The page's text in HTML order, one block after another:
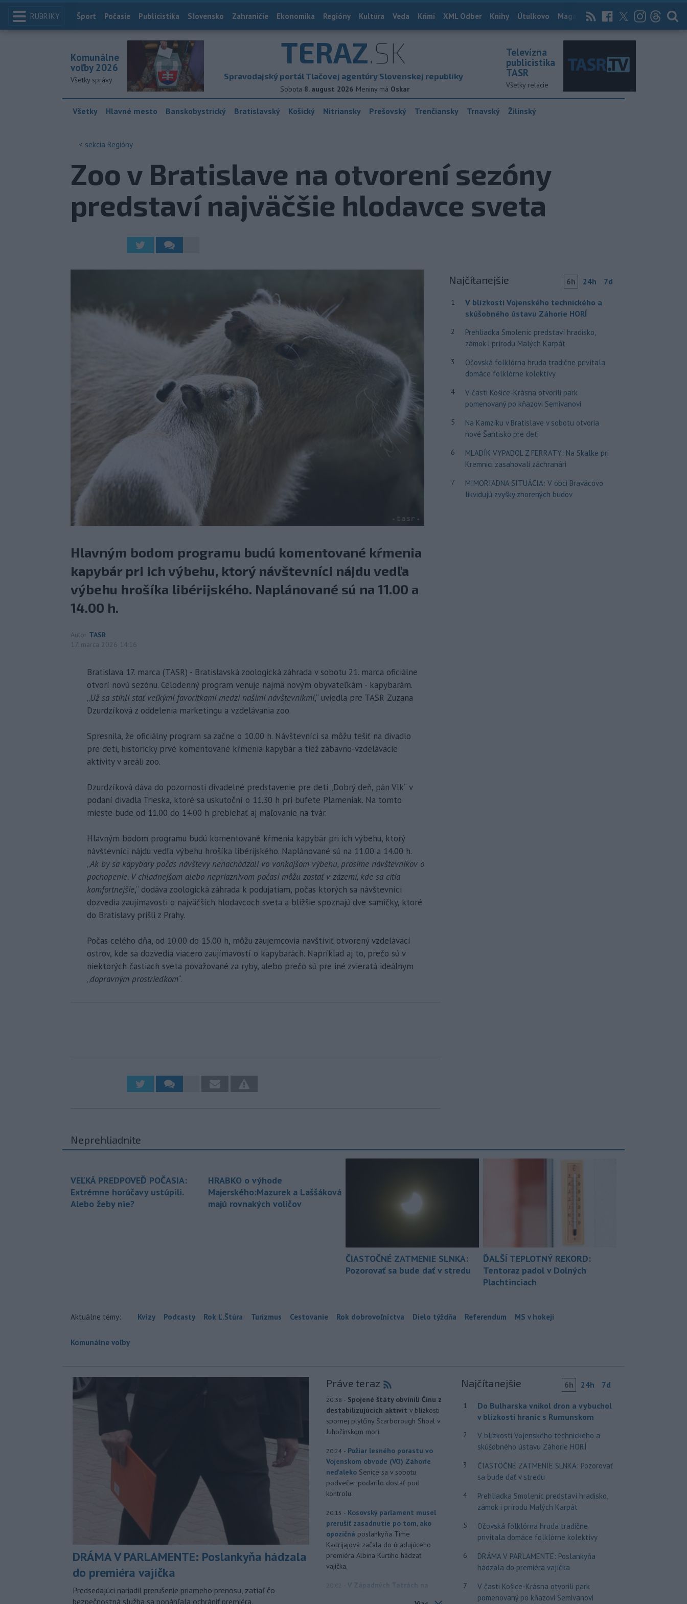
RUBRIKY Index
Šport Počasie Publicistika Slovensko Zahraničie Ekonomika Regióny Kultúra Veda Krimi XML Odber Knihy Útulkovo Magazín News Now Archív
TERAZ.SK
Spravodajský portál Tlačovej agentúry Slovenskej republiky
Sobota 8. august 2026 Meniny má Oskar
Komunálne
voľby 2026
Všetky správy
Televízna
publicistika
TASR
Všetky relácie
Všetky Hlavné mesto Banskobystrický Bratislavský Košický Nitriansky Prešovský Trenčiansky Trnavský Žilinský
< sekcia Regióny
Zoo v Bratislave na otvorení sezóny
predstaví najväčšie hlodavce sveta
Hlavným bodom programu budú komentované kŕmenia
kapybár pri ich výbehu, ktorý návštevníci nájdu vedľa
výbehu hrošíka libérijského. Naplánované sú na 11.00 a
14.00 h.
Autor TASR
17. marca 2026 14:16
Bratislava 17. marca (TASR) - Bratislavská zoologická záhrada v sobotu 21. marca oficiálne
otvorí novú sezónu. Celodenný program venuje najmä novým obyvateľkám - kapybarám.
„Už sa stihli stať veľkými favoritkami medzi našimi návštevníkmi,“ uviedla pre TASR Zuzana
Dzurdzíková z oddelenia marketingu a vzdelávania zoo.
Spresnila, že oficiálny program sa začne o 10.00 h. Návštevníci sa môžu tešiť na divadlo
pre deti, historicky prvé komentované kŕmenia kapybár a tiež zábavno-vzdelávacie
aktivity v areáli zoo.
Dzurdzíková dáva do pozornosti divadelné predstavenie pre deti „Dobrý deň, pán Vlk“ v
podaní divadla Trieska, ktoré sa uskutoční o 11.30 h pri bufete Plameniak. Na tomto
mieste bude od 11.00 do 14.00 h prebiehať aj maľovanie na tvár.
Hlavným bodom programu budú komentované kŕmenia kapybár pri ich výbehu, ktorý
návštevníci nájdu vedľa výbehu hrošíka libérijského. Naplánované sú na 11.00 a 14.00 h.
„Ak by sa kapybary počas návštevy nenachádzali vo vonkajšom výbehu, prosíme návštevníkov o
pochopenie. V chladnejšom alebo nepriaznivom počasí môžu zostať v zázemí, kde sa cítia
komfortnejšie,“ dodáva zoologická záhrada k podujatiam, počas ktorých sa návštevníci
dozvedia zaujímavosti o najväčších hlodavcoch sveta a bližšie spoznajú dve samičky, ktoré
do Bratislavy prišli z Prahy.
Počas celého dňa, od 10.00 do 15.00 h, môžu záujemcovia navštíviť otvorený vzdelávací
ostrov, kde sa dozvedia viacero zaujímavostí o kapybarách. Napríklad aj to, prečo sú v
niektorých častiach sveta považované za ryby, alebo prečo sú pre iné zvieratá ideálnym
„dopravným prostriedkom“.
Najčítanejšie 6h 24h 7d
1
V blízkosti Vojenského technického a
skúšobného ústavu Záhorie HORÍ
2
Prehliadka Smoleníc predstaví hradisko,
zámok i prírodu Malých Karpát
3
Očovská folklórna hruda tradične privítala
domáce folklórne kolektívy
4
V časti Košice-Krásna otvorili park
pomenovaný po kňazovi Semivanovi
5
Na Kamzíku v Bratislave v sobotu otvoria
nové Šantisko pre deti
6
MLADÍK VYPADOL Z FERRATY: Na Skalke pri
Kremnici zasahovali záchranári
7
MIMORIADNA SITUÁCIA: V obci Braväcovo
likvidujú zvyšky zhorených budov
Neprehliadnite
VEĽKÁ PREDPOVEĎ POČASIA:
Extrémne horúčavy ustúpili.
Alebo žeby nie?
HRABKO o výhode
Majerského:Mazurek a Laššáková
majú rovnakých voličov
ČIASTOČNÉ ZATMENIE SLNKA:
Pozorovať sa bude dať v stredu
ĎALŠÍ TEPLOTNÝ REKORD:
Tentoraz padol v Dolných
Plachtinciach
Aktuálne témy: Kvízy Podcasty Rok Ľ.Štúra Turizmus Cestovanie Rok dobrovoľníctva Dielo týždňa Referendum MS v hokeji
Komunálne voľby
DRÁMA V PARLAMENTE: Poslankyňa hádzala
do premiéra vajíčka
Predsedajúci nariadil prerušenie priameho prenosu, zatiaľ čo
bezpečnostná služba sa ponáhľala ochrániť premiéra.
Práve teraz
20:38 - Spojené štáty obvinili Čínu z
destabilizujúcich aktivít v blízkosti
spornej plytčiny Scarborough Shoal v
Juhočínskom mori.
20:24 - Požiar lesného porastu vo
Vojenskom obvode (VO) Záhorie
neďaleko Senice sa v sobotu
podvečer podarilo dostať pod
kontrolu.
20:15 - Kosovský parlament musel
prerušiť zasadnutie po tom, ako
opozičná poslankyňa Time
Kadrijajová začala do úradujúceho
premiéra Albina Kurtiho hádzať
vajíčka.
V Západných Tatrách na
Najčítanejšie 6h 24h 7d
1
Do Bulharska vnikol dron a vybuchol
v blízkosti hraníc s Rumunskom
2
V blízkosti Vojenského technického a
skúšobného ústavu Záhorie HORÍ
3
ČIASTOČNÉ ZATMENIE SLNKA: Pozorovať
sa bude dať v stredu
4
Prehliadka Smoleníc predstaví hradisko,
zámok i prírodu Malých Karpát
5
Očovská folklórna hruda tradične
privítala domáce folklórne kolektívy
6
DRÁMA V PARLAMENTE: Poslankyňa
hádzala do premiéra vajíčka
7
V časti Košice-Krásna otvorili park
pomenovaný po kňazovi Semivanovi